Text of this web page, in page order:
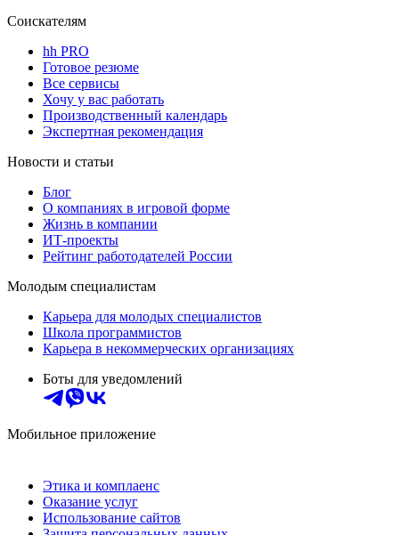
Соискателям
hh PRO
Готовое резюме
Все сервисы
Хочу у вас работать
Производственный календарь
Экспертная рекомендация
Новости и статьи
Блог
О компаниях в игровой форме
Жизнь в компании
ИТ-проекты
Рейтинг работодателей России
Молодым специалистам
Карьера для молодых специалистов
Школа программистов
Карьера в некоммерческих организациях
Боты для уведомлений
Мобильное приложение
Этика и комплаенс
Оказание услуг
Использование сайтов